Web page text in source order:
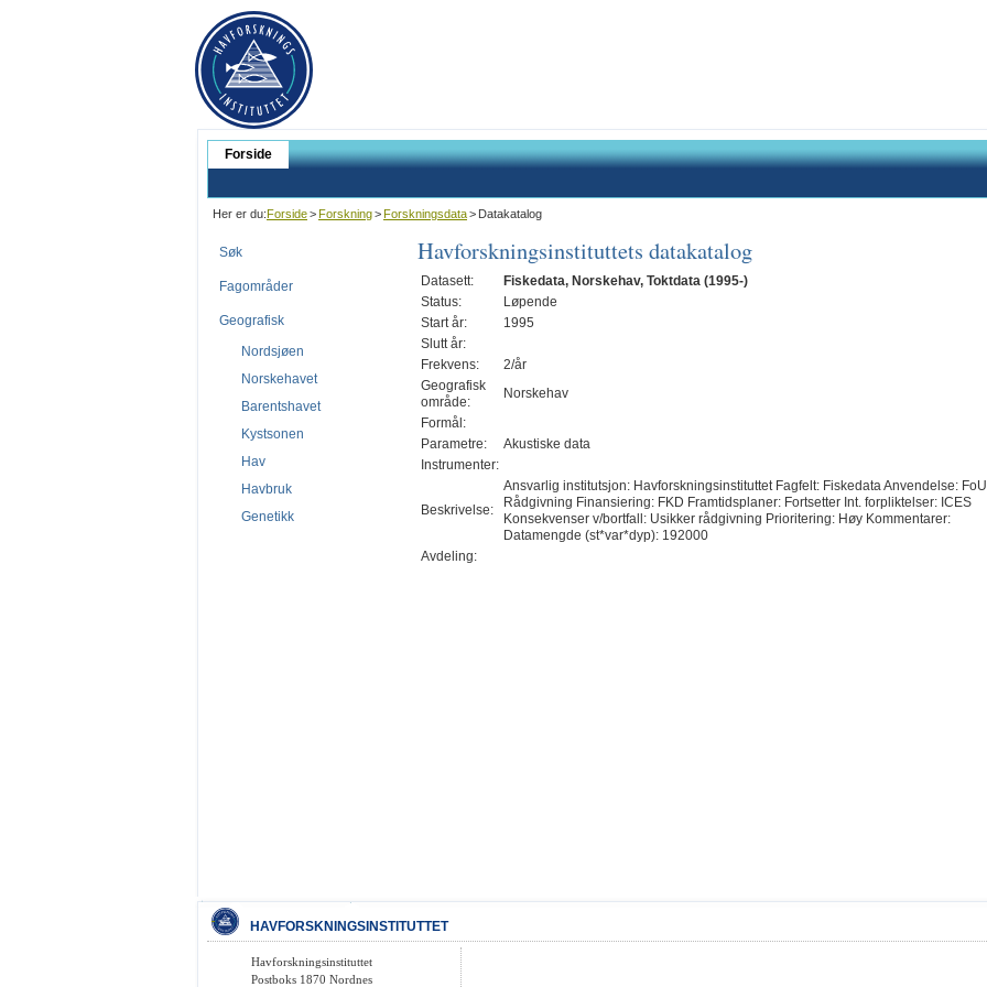
Forside
Her er du:Forside>Forskning>Forskningsdata> Datakatalog
Søk
Fagområder
Geografisk
Nordsjøen
Norskehavet
Barentshavet
Kystsonen
Hav
Havbruk
Genetikk
Havforskningsinstituttets datakatalog
Datasett:
Fiskedata, Norskehav, Toktdata (1995-)
Status:
Løpende
Start år:
1995
Slutt år:
Frekvens:
2/år
Geografisk
område:
Norskehav
Formål:
Parametre:
Akustiske data
Instrumenter:
Beskrivelse:
Ansvarlig institutsjon: Havforskningsinstituttet Fagfelt: Fiskedata Anvendelse:
Rådgivning Finansiering: FKD Framtidsplaner: Fortsetter Int. forpliktelser: ICES
Konsekvenser v/bortfall: Usikker rådgivning Prioritering: Høy Kommentarer:
Datamengde (st*var*dyp): 192000
Avdeling:
HAVFORSKNINGSINSTITUTTET
Havforskningsinstituttet
Postboks 1870 Nordnes